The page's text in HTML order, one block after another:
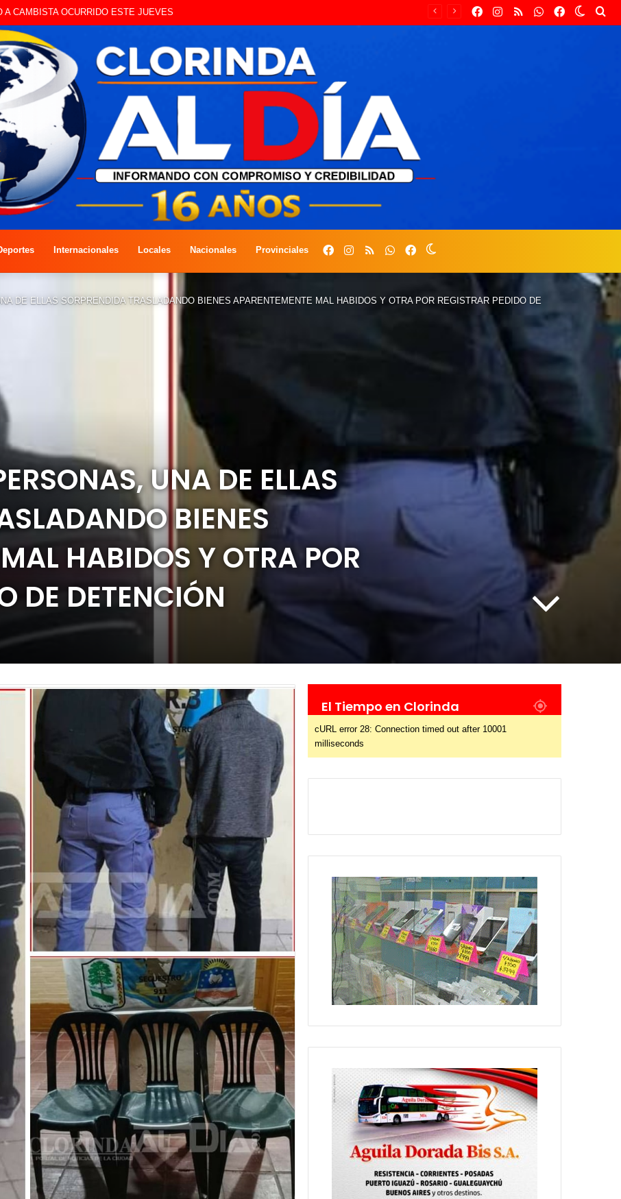
QUE CIRCULAN SIN ILUMINACIÓN Switch
Facebook
Whastapp
RSS
Instagram
Facebook
Internacionales Locales Nacionales Provinciales Facebook
Whastapp
RSS
Instagram
Facebook
DE ELLAS SORPRENDIDA TRASLADANDO BIENES APARENTEMENTE MAL HABIDOS Y OTRA POR REGISTRAR PEDIDO DE
UNA DE ELLAS
BIENES
HABIDOS Y OTRA POR
DE DETENCIÓN
El Tiempo en Clorinda
cURL error 28: Connection timed out after 10001
milliseconds